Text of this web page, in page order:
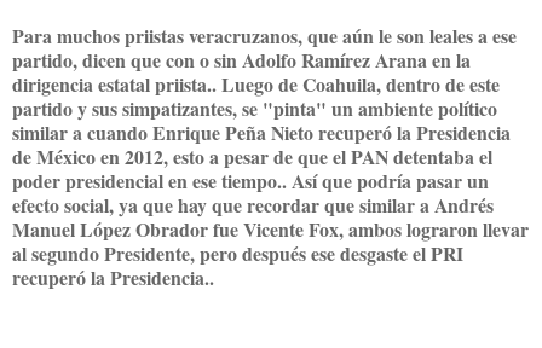
Para muchos priistas veracruzanos, que aún le son leales a ese
partido, dicen que con o sin Adolfo Ramírez Arana en la
dirigencia estatal priista.. Luego de Coahuila, dentro de este
partido y sus simpatizantes, se "pinta" un ambiente político
similar a cuando Enrique Peña Nieto recuperó la Presidencia
de México en 2012, esto a pesar de que el PAN detentaba el
poder presidencial en ese tiempo.. Así que podría pasar un
efecto social, ya que hay que recordar que similar a Andrés
Manuel López Obrador fue Vicente Fox, ambos lograron llevar
al segundo Presidente, pero después ese desgaste el PRI
recuperó la Presidencia..